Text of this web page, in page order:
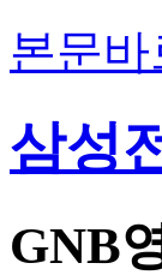
본문바
삼성
GNB